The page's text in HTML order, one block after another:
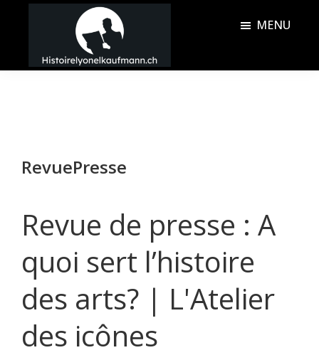
principal
barreHistoire
MENU
RevuePresse
Revue de presse : A
quoi sert l’histoire
des arts? | L'Atelier
des icônes